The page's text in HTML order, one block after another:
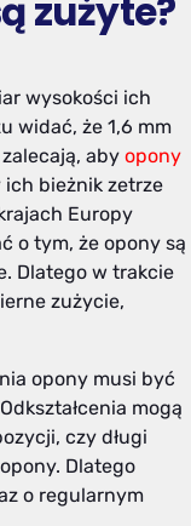
zużyte?
wysokości ich
widać, że 1,6 mm
aby opony
bieżnik zetrze
Europy
o tym, że opony są
Dlatego w trakcie
zużycie,
opony musi być
mogą
czy długi
Dlatego
o regularnym